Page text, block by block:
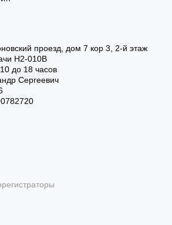
опциональный режим always-on.
проезд, дом 7 кор 3, 2-й этаж
Н2-010В
до 18 часов
Сергеевич